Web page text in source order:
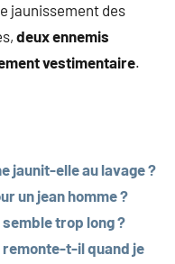
jaunissement des
deux ennemis
vestimentaire.
jaunit-elle au lavage ?
un jean homme ?
trop long ?
remonte-t-il quand je